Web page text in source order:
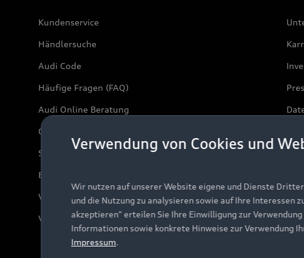
Kundenservice
Händlersuche
Audi Code
Häufige Fragen (FAQ)
Audi Online Beratung
Online-Terminvereinbarung
Servicekontakt
Bordbuch & Bedienungsanleitungen
Verträge kündigen
Vertrag widerrufen
Verwendung von Cookies und
Wir nutzen auf unserer Website eigene und Dienste
und die Nutzung zu analysieren sowie auf Ihre
akzeptieren" erteilen Sie Ihre Einwilligung zur
Informationen sowie konkrete Hinweise zur Verwendung
Impressum.